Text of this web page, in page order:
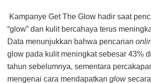
Kampanye Get The Glow hadir saat
“glow” dan kulit bercahaya terus
Data menunjukkan bahwa pencarian
glow pada kulit meningkat sebesar 43%
tahun sebelumnya, sementara
mengenai cara mendapatkan glow